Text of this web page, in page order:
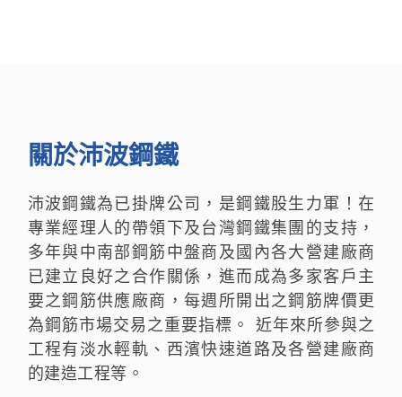
關於沛波鋼鐵
沛波鋼鐵為已掛牌公司，是鋼鐵股生力軍！在
專業經理人的帶領下及台灣鋼鐵集團的支持，
多年與中南部鋼筋中盤商及國內各大營建廠商
已建立良好之合作關係，進而成為多家客戶主
要之鋼筋供應廠商，每週所開出之鋼筋牌價更
為鋼筋市場交易之重要指標。 近年來所參與之
工程有淡水輕軌、西濱快速道路及各營建廠商
的建造工程等。